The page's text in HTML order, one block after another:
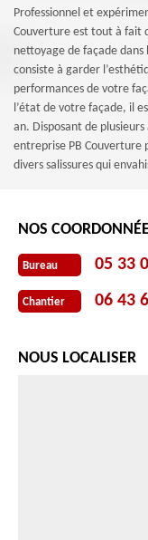
Professionnel et
Couverture est tout à fait
nettoyage de façade
consiste à garder
performances de votre
l’état de votre façade, il
an. Disposant de
entreprise PB Couverture
divers salissures qui
NOS
Bureau 05 33
Chantier 06 43
NOUS LOCALISER